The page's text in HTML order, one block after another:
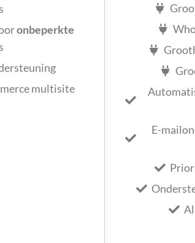
onbeperkte
multisite
E-